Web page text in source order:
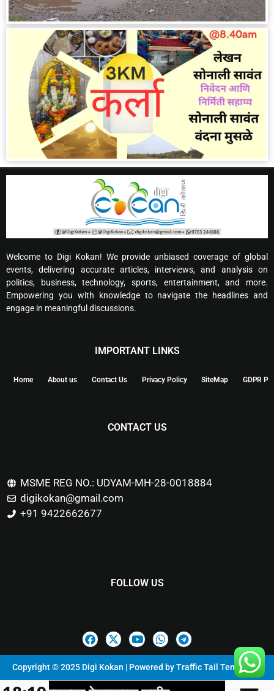
Welcome to Digi Kokan! We provide unbiased coverage of global
events, delivering accurate articles, interviews, and analysis on
politics, business, technology, sports, entertainment, and more.
Empowering you with knowledge to navigate the headlines and
engage in meaningful discussions.
IMPORTANT LINKS
Home About us Contact Us Privacy Policy SiteMap GDPR
CONTACT US
MSME REG NO.: UDYAM-MH-28-0018884
digikokan@gmail.com
+91 9422662677
FOLLOW US
Copyright © 2025 Digi Kokan | Powered byTraffic Tail Templates